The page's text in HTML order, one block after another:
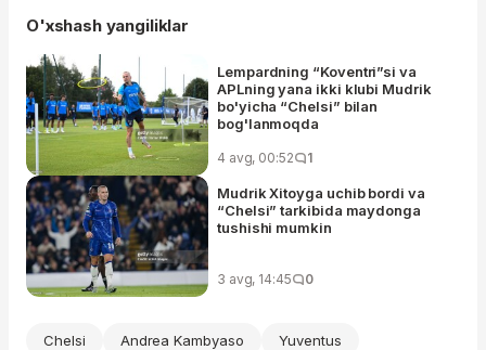
O'xshash yangiliklar
Lempardning “Koventri”si va
APLning yana ikki klubi Mudrik
bo'yicha “Chelsi” bilan
bog'lanmoqda
4 avg, 00:52 1
Mudrik Xitoyga uchib bordi va
“Chelsi” tarkibida maydonga
tushishi mumkin
3 avg, 14:45 0
Chelsi Andrea Kambyaso Yuventus